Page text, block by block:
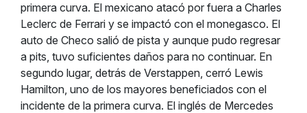
primera curva. El mexicano atacó por fuera a Charles
Leclerc de Ferrari y se impactó con el monegasco. El
auto de Checo salió de pista y aunque pudo regresar
a pits, tuvo suficientes daños para no continuar. En
segundo lugar, detrás de Verstappen, cerró Lewis
Hamilton, uno de los mayores beneficiados con el
incidente de la primera curva. El inglés de Mercedes